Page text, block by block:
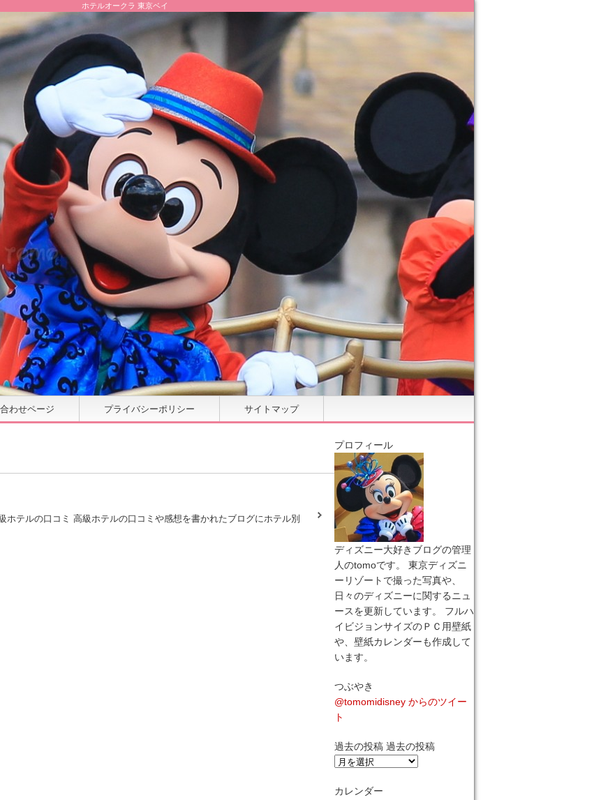
ホテルオークラ 東京ベイ
わせページ プライバシーポリシー サイトマップ
テルの口コミ 高級ホテルの口コミや感想を書かれたブログにホテル別
プロフィール
ディズニー大好きブログの管理
人のtomoです。 東京ディズニ
ーリゾートで撮った写真や、
日々のディズニーに関するニュ
ースを更新しています。 フルハ
イビジョンサイズのＰＣ用壁紙
や、壁紙カレンダーも作成して
います。
つぶやき
@tomomidisney からのツイー
ト
過去の投稿 過去の投稿
カレンダー